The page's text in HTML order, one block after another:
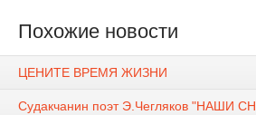
Похожие новости
ЦЕНИТЕ ВРЕМЯ ЖИЗНИ
Судакчанин поэт Э.Чегляков "НАШИ